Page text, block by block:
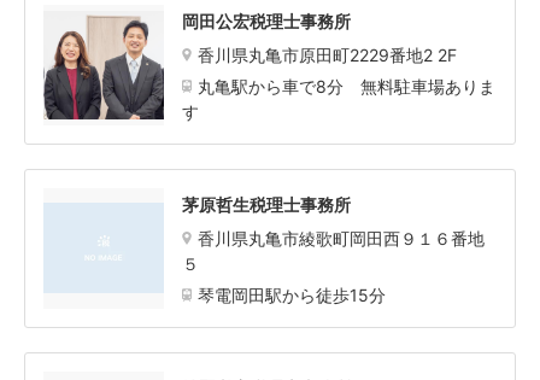
岡田公宏税理士事務所
香川県丸亀市原田町2229番地2 2F
丸亀駅から車で8分 無料駐車場ありま
す
茅原哲生税理士事務所
香川県丸亀市綾歌町岡田西９１６番地
５
琴電岡田駅から徒歩15分